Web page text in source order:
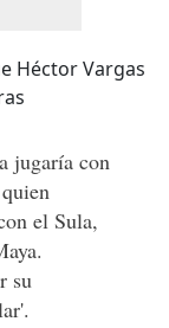
jugaría con
el Sula,
su